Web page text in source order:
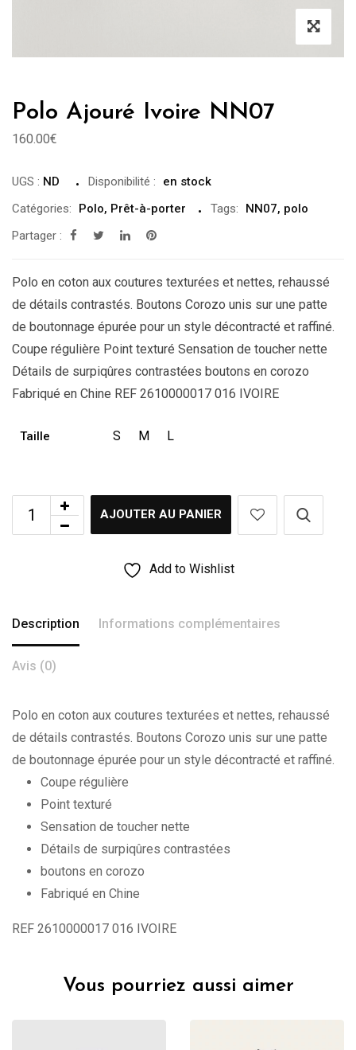
Polo Ajouré Ivoire NN07
160.00€
UGS : ND Disponibilité :
en stock
Catégories:
Polo, Prêt-à-porter Tags: NN07, polo
Partager :
Polo en coton aux coutures texturées et nettes, rehaussé
de détails contrastés. Boutons Corozo unis sur une patte
de boutonnage épurée pour un style décontracté et raffiné.
Coupe régulière Point texturé Sensation de toucher nette
Détails de surpiqûres contrastées boutons en corozo
Fabriqué en Chine REF 2610000017 016 IVOIRE
Taille S M L
AJOUTER AU PANIER
Add to Wishlist
Description Informations complémentaires
Avis (0)
Polo en coton aux coutures texturées et nettes, rehaussé
de détails contrastés. Boutons Corozo unis sur une patte
de boutonnage épurée pour un style décontracté et raffiné.
Coupe régulière
Point texturé
Sensation de toucher nette
Détails de surpiqûres contrastées
boutons en corozo
Fabriqué en Chine
REF 2610000017 016 IVOIRE
Vous pourriez aussi aimer